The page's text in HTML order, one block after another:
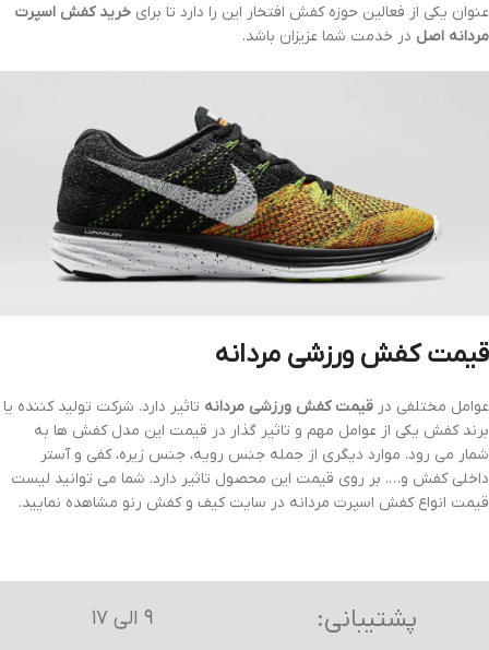
عنوان یکی از فعالین حوزه کفش افتخار این را دارد تا برای خرید کفش اسپرت
مردانه اصل در خدمت شما عزیزان باشد.
قیمت کفش ورزشی مردانه
عوامل مختلفی در قیمت کفش ورزشی مردانه تاثیر دارد. شرکت تولید کننده یا
برند کفش یکی از عوامل مهم و تاثیر گذار در قیمت این مدل کفش ها به
شمار می رود. موارد دیگری از جمله جنس رویه، جنس زیره، کفی و آستر
داخلی کفش و…. بر روی قیمت این محصول تاثیر دارد. شما می توانید لیست
قیمت انواع کفش اسپرت مردانه در سایت کیف و کفش رنو مشاهده نمایید.
پشتیبانی: ۹ الی ۱۷